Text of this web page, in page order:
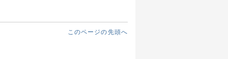
このページの先頭へ